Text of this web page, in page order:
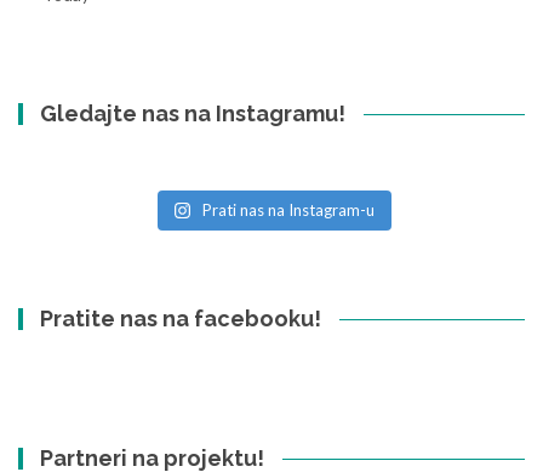
Gledajte nas na Instagramu!
Prati nas na Instagram-u
Pratite nas na facebooku!
Partneri na projektu!